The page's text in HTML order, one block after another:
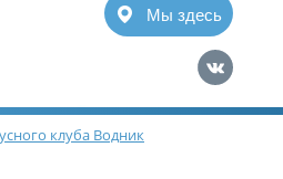
Мы здесь
клуба Водник